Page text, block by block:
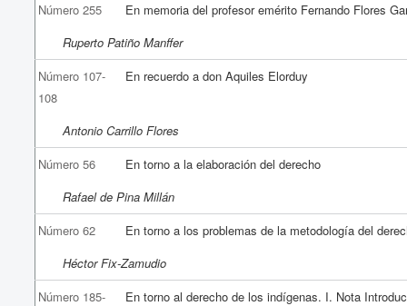
Número 255
En memoria del profesor emérito Fernando Flores
Ruperto Patiño Manffer
Número 107-
108
En recuerdo a don Aquiles Elorduy
Antonio Carrillo Flores
Número 56
En torno a la elaboración del derecho
Rafael de Pina Millán
Número 62
En torno a los problemas de la metodología del
Héctor Fix-Zamudio
Número 185-
En torno al derecho de los indígenas. I. Nota